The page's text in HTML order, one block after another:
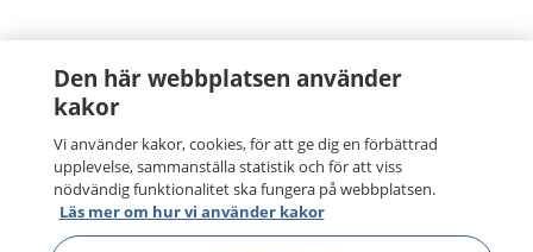
Den här webbplatsen använder
kakor
Vi använder kakor, cookies, för att ge dig en förbättrad
upplevelse, sammanställa statistik och för att viss
nödvändig funktionalitet ska fungera på webbplatsen.
Läs mer om hur vi använder kakor